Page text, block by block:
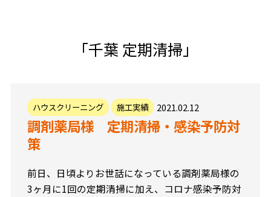
「千葉 定期清掃」
ハウスクリーニング 施工実績 2021.02.12
調剤薬局様 定期清掃・感染予防対
策
前日、日頃よりお世話になっている調剤薬局様の
3ヶ月に1回の定期清掃に加え、コロナ感染予防対